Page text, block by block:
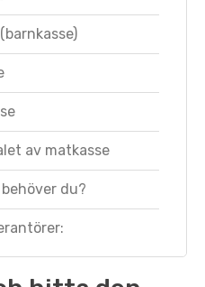
av matkasse
du?